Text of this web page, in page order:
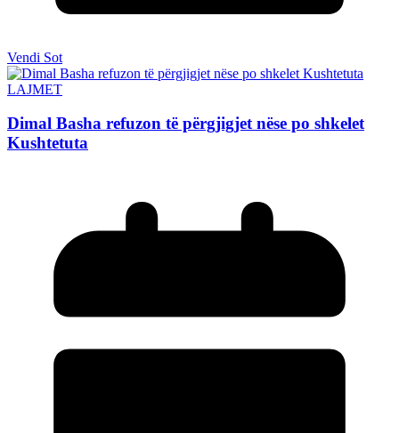
Vendi Sot
LAJMET
Dimal Basha refuzon të përgjigjet nëse po shkelet
Kushtetuta